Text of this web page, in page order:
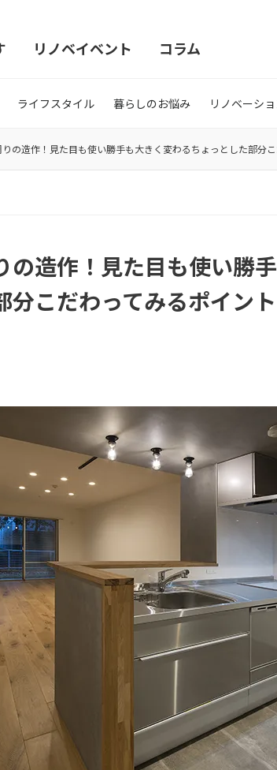
リノベイベント コラム
ライフスタイル 暮らしのお悩み リノベーシ
の造作！見た目も使い勝手も大きく変わるちょっとした部分
の造作！見た目も使い勝
分こだわってみるポイント